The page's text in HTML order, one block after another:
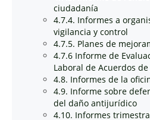
ciudadanía
4.7.4. Informes a
vigilancia y control
4.7.5. Planes de
4.7.6 Informe de
Laboral de Acuerdos
4.8. Informes de la
4.9. Informe sobre
del daño antijurídico
4.10. Informes